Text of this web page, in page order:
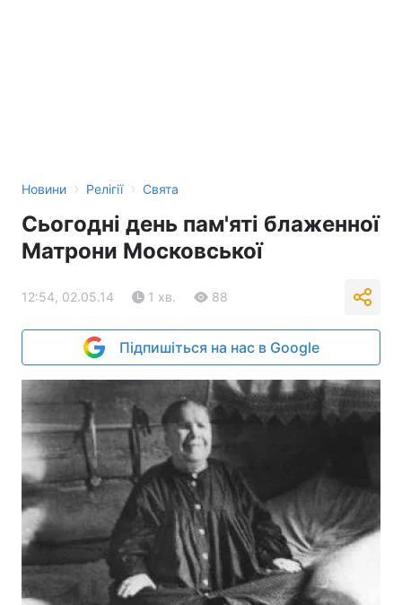
Новини › Релігії › Свята
Сьогодні день пам'яті блаженної
Матрони Московської
12:54, 02.05.14 1 хв. 88
Підпишіться на нас в Google